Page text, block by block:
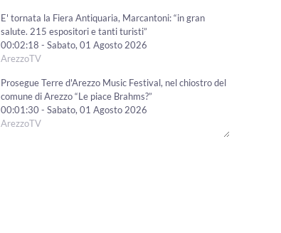
E' tornata la Fiera Antiquaria, Marcantoni: “in gran
salute. 215 espositori e tanti turisti”
00:02:18 - Sabato, 01 Agosto 2026
ArezzoTV
Prosegue Terre d'Arezzo Music Festival, nel chiostro del
comune di Arezzo “Le piace Brahms?”
00:01:30 - Sabato, 01 Agosto 2026
ArezzoTV